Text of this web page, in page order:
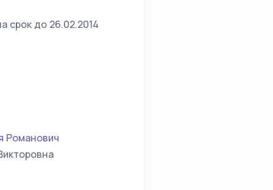
срок до 26.02.2014
Романович